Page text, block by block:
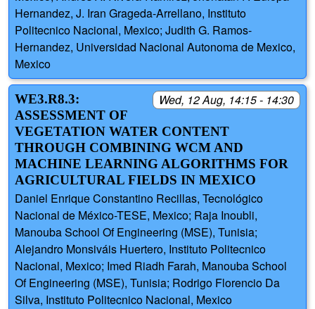
Hernandez, J. Iran Grageda-Arrellano, Instituto
Politecnico Nacional, Mexico; Judith G. Ramos-
Hernandez, Universidad Nacional Autonoma de Mexico,
Mexico
Wed, 12 Aug, 14:15 - 14:30
WE3.R8.3:
ASSESSMENT OF
VEGETATION WATER CONTENT
THROUGH COMBINING WCM AND
MACHINE LEARNING ALGORITHMS FOR
AGRICULTURAL FIELDS IN MEXICO
Daniel Enrique Constantino Recillas, Tecnológico
Nacional de México-TESE, Mexico; Raja Inoubli,
Manouba School Of Engineering (MSE), Tunisia;
Alejandro Monsiváis Huertero, Instituto Politecnico
Nacional, Mexico; Imed Riadh Farah, Manouba School
Of Engineering (MSE), Tunisia; Rodrigo Florencio Da
Silva, Instituto Politecnico Nacional, Mexico